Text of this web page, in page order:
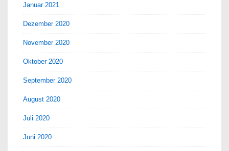
Januar 2021
Dezember 2020
November 2020
Oktober 2020
September 2020
August 2020
Juli 2020
Juni 2020